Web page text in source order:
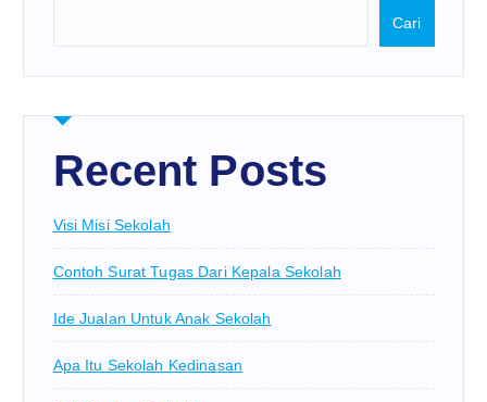
Cari
Recent Posts
Visi Misi Sekolah
Contoh Surat Tugas Dari Kepala Sekolah
Ide Jualan Untuk Anak Sekolah
Apa Itu Sekolah Kedinasan